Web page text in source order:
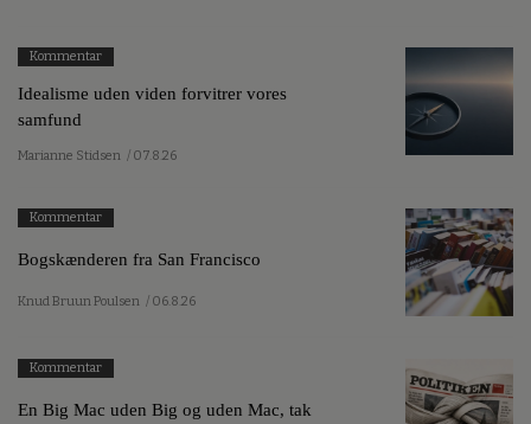
Kommentar
Idealisme uden viden forvitrer vores
samfund
Marianne Stidsen / 07.8.26
Kommentar
Bogskænderen fra San Francisco
Knud Bruun Poulsen / 06.8.26
Kommentar
En Big Mac uden Big og uden Mac, tak